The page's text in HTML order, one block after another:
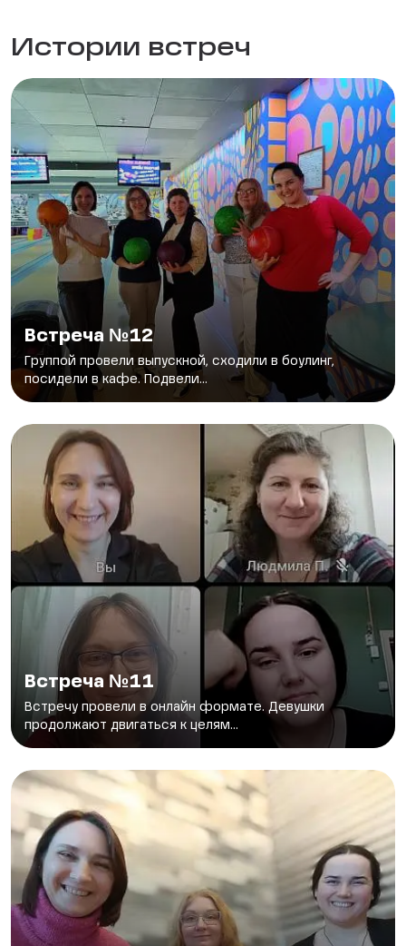
Истории встреч
Встреча №12
Группой провели выпускной, сходили в боулинг,
посидели в кафе. Подвели...
Встреча №11
Встречу провели в онлайн формате. Девушки
продолжают двигаться к целям...